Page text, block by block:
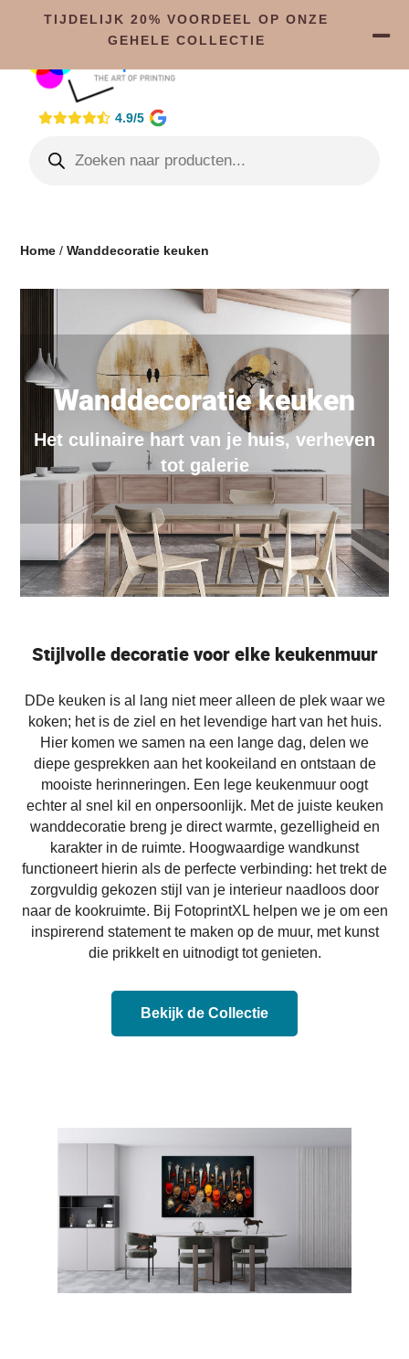
4.9/5
Home /Wanddecoratie keuken
Wanddecoratie keuken
Het culinaire hart van je huis, verheven
tot galerie
Stijlvolle decoratie voor elke keukenmuur
DDe keuken is al lang niet meer alleen de plek waar we
koken; het is de ziel en het levendige hart van het huis.
Hier komen we samen na een lange dag, delen we
diepe gesprekken aan het kookeiland en ontstaan de
mooiste herinneringen. Een lege keukenmuur oogt
echter al snel kil en onpersoonlijk. Met de juiste keuken
wanddecoratie breng je direct warmte, gezelligheid en
karakter in de ruimte. Hoogwaardige wandkunst
functioneert hierin als de perfecte verbinding: het trekt de
zorgvuldig gekozen stijl van je interieur naadloos door
naar de kookruimte. Bij FotoprintXL helpen we je om een
inspirerend statement te maken op de muur, met kunst
die prikkelt en uitnodigt tot genieten.
Bekijk de Collectie
TIJDELIJK 20% VOORDEEL OP ONZE
GEHELE COLLECTIE